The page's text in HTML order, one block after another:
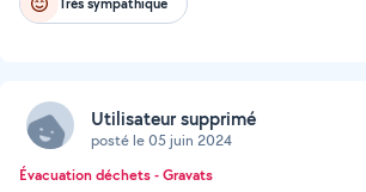
Utilisateur supprimé
posté le 05 juin 2024
Évacuation déchets - Gravats